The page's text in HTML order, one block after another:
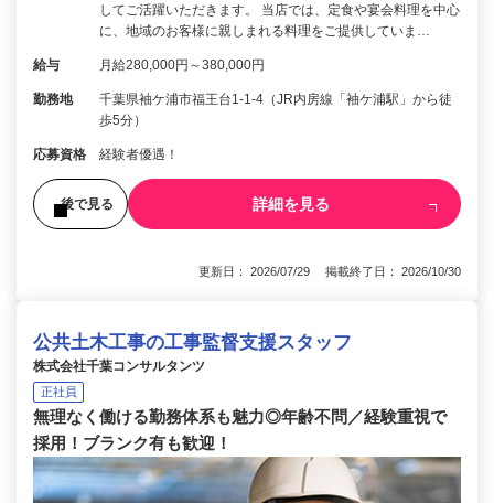
してご活躍いただきます。 当店では、定食や宴会料理を中心
に、地域のお客様に親しまれる料理をご提供していま…
給与 月給280,000円～380,000円
勤務地
千葉県袖ケ浦市福王台1-1-4（JR内房線「袖ケ浦駅」から徒
歩5分）
応募資格 経験者優遇！
後で見る 詳細を見る
更新日： 2026/07/29 掲載終了日： 2026/10/30
公共土木工事の工事監督支援スタッフ
株式会社千葉コンサルタンツ
正社員
無理なく働ける勤務体系も魅力◎年齢不問／経験重視で
採用！ブランク有も歓迎！